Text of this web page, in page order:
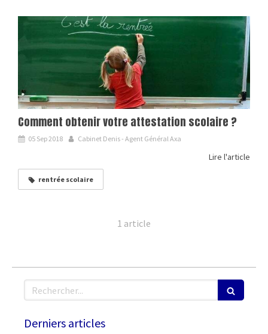
Comment obtenir votre attestation scolaire ?
05 Sep 2018 Cabinet Denis - Agent Général Axa
Lire l'article
rentrée scolaire
1 article
Rechercher
Derniers articles